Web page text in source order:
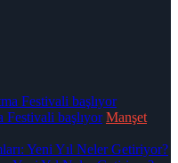
Festivali başlıyor Manşet